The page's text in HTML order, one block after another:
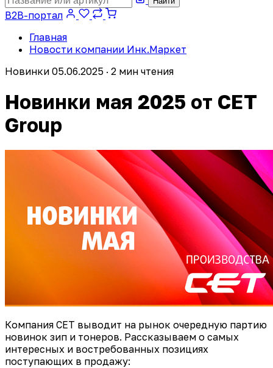
B2B-портал
Главная
Новости компании Инк.Маркет
Новинки 05.06.2025 · 2 мин чтения
Новинки мая 2025 от СЕТ
Group
Компания CET выводит на рынок очередную партию
новинок зип и тонеров. Рассказываем о самых
интересных и востребованных позициях
поступающих в продажу: